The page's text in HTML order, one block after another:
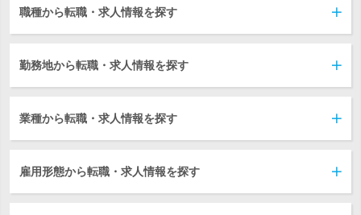
職種から転職・求人情報を探す
勤務地から転職・求人情報を探す
業種から転職・求人情報を探す
雇用形態から転職・求人情報を探す